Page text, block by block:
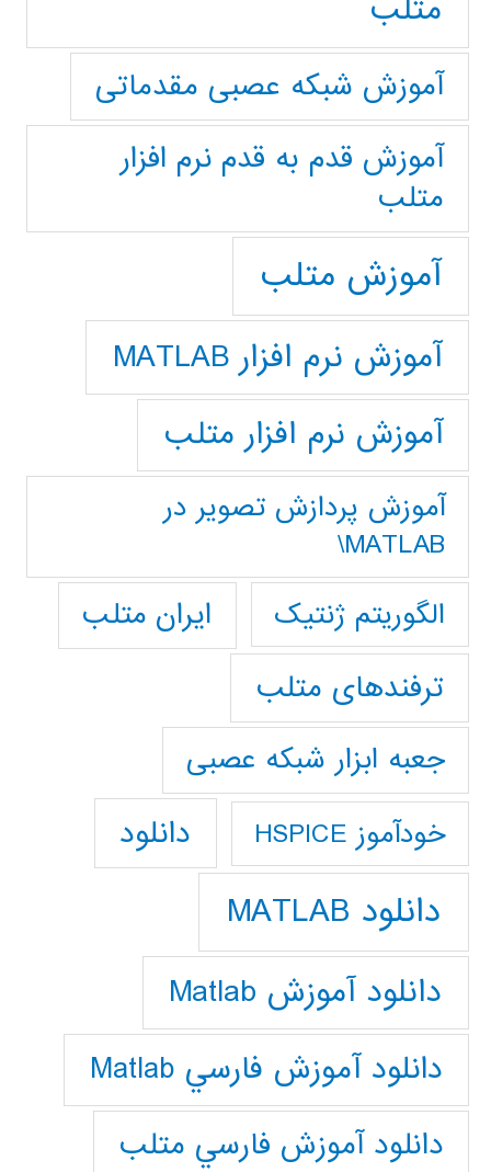
متلب
آموزش شبکه عصبی مقدماتی
آموزش قدم به قدم نرم افزار
متلب
آموزش متلب
آموزش نرم افزار MATLAB
آموزش نرم افزار متلب
آموزش پردازش تصوير در
MATLAB\
الگوریتم ژنتیک
ایران متلب
ترفندهای متلب
جعبه ابزار شبکه عصبی
خودآموز HSPICE دانلود
دانلود MATLAB
دانلود آموزش Matlab
دانلود آموزش فارسي Matlab
دانلود آموزش فارسي متلب